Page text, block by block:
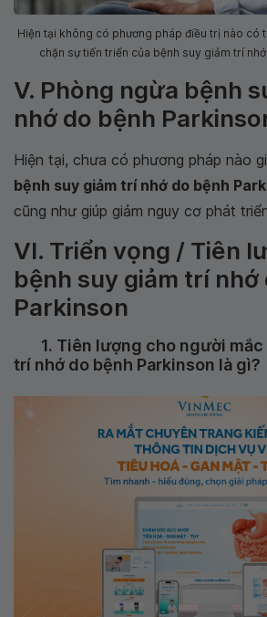
Hiện tại không có phương pháp điều trị nào có
chặn sự tiến triển của bệnh suy giảm trí
V. Phòng ngừa bệnh
nhớ do bệnh
Hiện tại, chưa có phương pháp nào
bệnh suy giảm trí nhớ do bệnh
cũng như giúp giảm nguy cơ phát
VI. Triển vọng / Tiên
bệnh suy giảm trí nhớ
Parkinson
1. Tiên lượng cho người
trí nhớ do bệnh Parkinson là gì?